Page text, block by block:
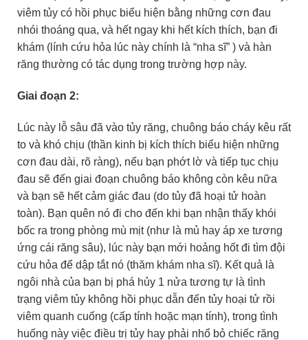
viêm tủy có hồi phục biểu hiện bằng những cơn đau
nhói thoáng qua, và hết ngay khi hết kích thích, bạn đi
khám (lính cứu hỏa lúc này chính là “nha sĩ” ) và hàn
răng thường có tác dụng trong trường hợp này.
Giai đoạn 2:
Lúc này lỗ sâu đã vào tủy răng, chuông báo cháy kêu rất
to và khó chịu (thần kinh bị kích thích biểu hiện những
cơn đau dài, rõ ràng), nếu bạn phớt lờ và tiếp tục chịu
đau sẽ đến giai đoạn chuông báo không còn kêu nữa
và bạn sẽ hết cảm giác đau (do tủy đã hoại tử hoàn
toàn). Bạn quên nó đi cho đến khi bạn nhận thấy khói
bốc ra trong phòng mù mịt (như là mủ hay áp xe tương
ứng cái răng sâu), lúc này bạn mới hoảng hốt đi tìm đội
cứu hỏa để dập tắt nó (thăm khám nha sĩ). Kết quả là
ngôi nhà của bạn bị phá hủy 1 nửa tương tự là tình
trạng viêm tủy không hồi phục dẫn đến tủy hoại tử rồi
viêm quanh cuống (cấp tính hoặc mạn tính), trong tình
huống này việc điều trị tủy hay phải nhổ bỏ chiếc răng